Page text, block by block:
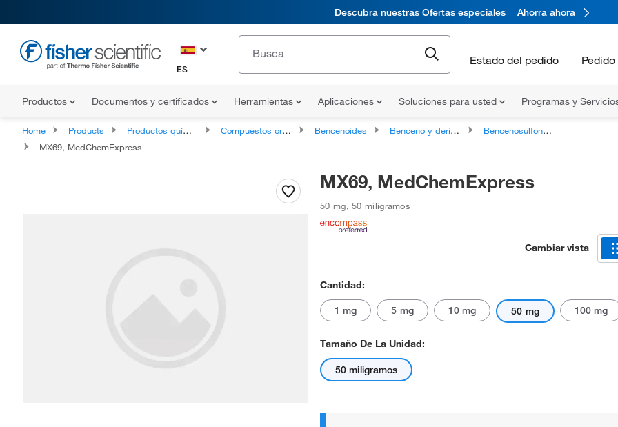
Descubra nuestras Ofertas especiales Ahorra ahora
ES
Estado del pedido
Productos Documentos y certificados Herramientas Aplicaciones Soluciones para usted Programas y
Home Products Productos químicos Compuestos orgánicos Bencenoides Benceno y derivados sustituidos
Bencenosulfonamidas
MX69, MedChemExpress
MX69, MedChemExpress
50 mg,50 miligramos
Cambiar vista
Cantidad:
1 mg 5 mg 10 mg 50 mg 100 mg
Tamaño De La Unidad:
50 miligramos